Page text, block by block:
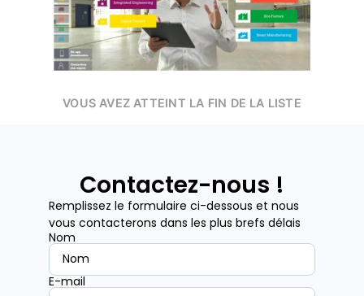
VOUS AVEZ ATTEINT LA FIN DE LA LISTE
Contactez-nous !
Remplissez le formulaire ci-dessous et nous
vous contacterons dans les plus brefs délais
Nom
E-mail